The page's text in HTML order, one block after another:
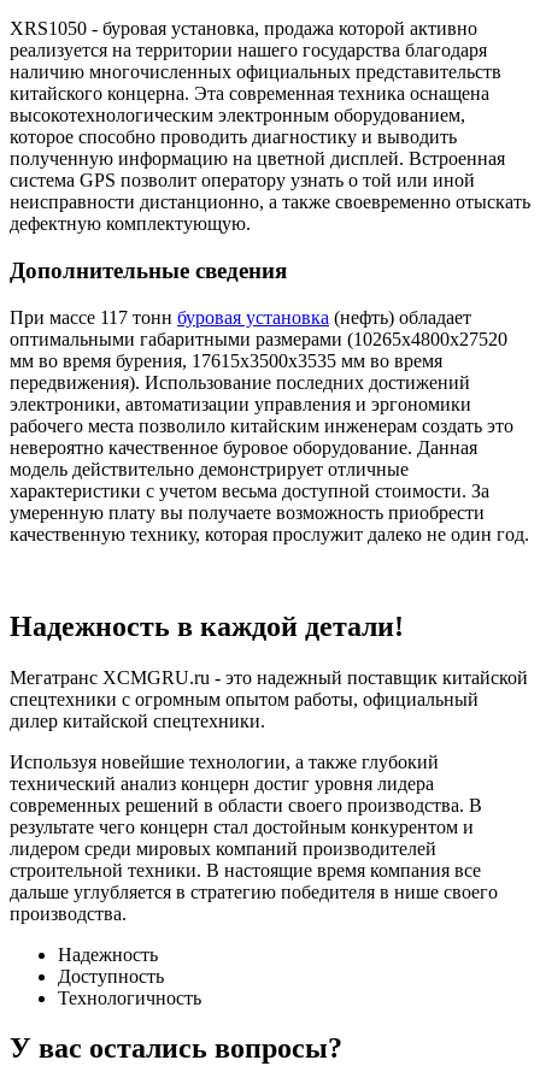
XRS1050 - буровая установка, продажа которой активно
реализуется на территории нашего государства благодаря
наличию многочисленных официальных представительств
китайского концерна. Эта современная техника оснащена
высокотехнологическим электронным оборудованием,
которое способно проводить диагностику и выводить
полученную информацию на цветной дисплей. Встроенная
система GPS позволит оператору узнать о той или иной
неисправности дистанционно, а также своевременно отыскать
дефектную комплектующую.
Дополнительные сведения
При массе 117 тонн буровая установка (нефть) обладает
оптимальными габаритными размерами (10265х4800х27520
мм во время бурения, 17615х3500х3535 мм во время
передвижения). Использование последних достижений
электроники, автоматизации управления и эргономики
рабочего места позволило китайским инженерам создать это
невероятно качественное буровое оборудование. Данная
модель действительно демонстрирует отличные
характеристики с учетом весьма доступной стоимости. За
умеренную плату вы получаете возможность приобрести
качественную технику, которая прослужит далеко не один год.
Надежность в каждой детали!
Мегатранс XCMGRU.ru - это надежный поставщик китайской
спецтехники с огромным опытом работы, официальный
дилер китайской спецтехники.
Используя новейшие технологии, а также глубокий
технический анализ концерн достиг уровня лидера
современных решений в области своего производства. В
результате чего концерн стал достойным конкурентом и
лидером среди мировых компаний производителей
строительной техники. В настоящие время компания все
дальше углубляется в стратегию победителя в нише своего
производства.
Надежность
Доступность
Технологичность
У вас остались вопросы?